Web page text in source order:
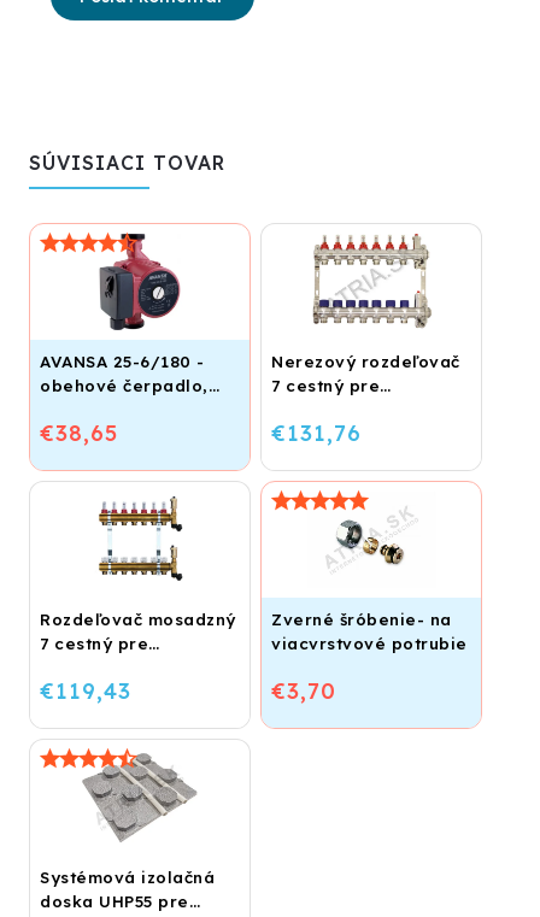
SÚVISIACI TOVAR
AVANSA 25-6/180 -
obehové čerpadlo,
€38,65
Nerezový rozdeľovač
7 cestný pre
vykurovanie
€131,76
Rozdeľovač mosadzný
7 cestný pre
€119,43
Zverné šróbenie- na
viacvrstvové potrubie
IVAR.TA 4420
€3,70
Systémová izolačná
doska UHP55 pre